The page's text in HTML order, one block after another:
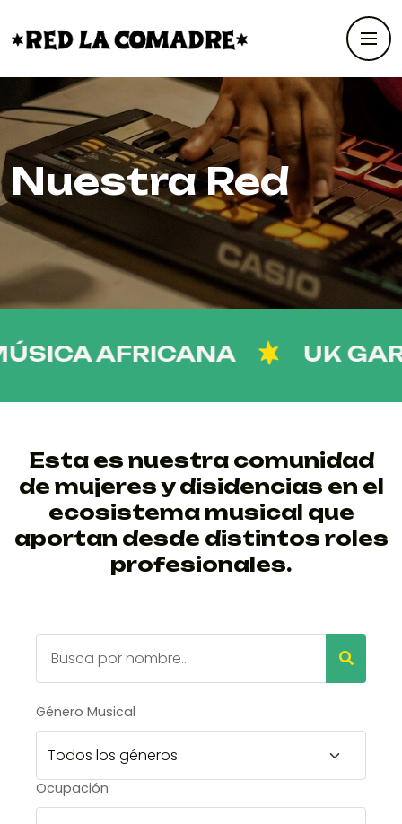
Nuestra Red
AFRICANA UK
Esta es nuestra comunidad
de mujeres y disidencias en el
ecosistema musical que
aportan desde distintos roles
profesionales.
Género Musical
Ocupación